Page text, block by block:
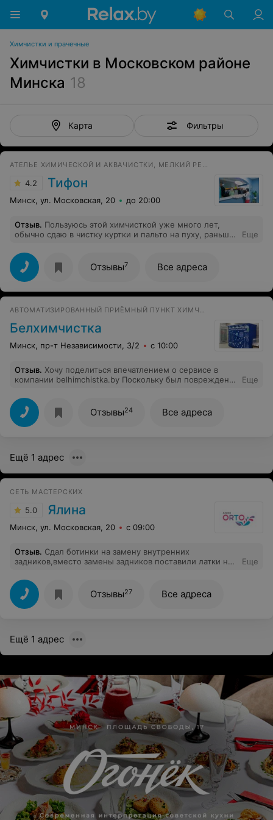
Химчистки и прачечные
Химчистки в Московском районе
Минска 18
Карта Фильтры
АТЕЛЬЕ ХИМИЧЕСКОЙ И АКВАЧИСТКИ, МЕЛКИЙ РЕМОНТ ОДЕЖДЫ
4.2 Тифон
Минск, ул. Московская, 20 до 20:00
Отзыв. Пользуюсь этой химчисткой уже много лет,
обычно сдаю в чистку куртки и пальто на пуху, раньше
чистки (стирки) значительно ухудшилось
Еще
Отзывы7 Все адреса
АВТОМАТИЗИРОВАННЫЙ ПРИЁМНЫЙ ПУНКТ ХИМЧИСТКИ И РЕМОНТА ОДЕЖДЫ
Белхимчистка
Минск, пр-т Независимости, 3/2 с 10:00
Отзыв. Хочу поделиться впечатлением о сервисе в
компании belhimchistka.by Поскольку был поврежден
наперника в наволочке. Так вышло, что наволочка была
из абсолютно нового комплекта постельного белья.
Сотрудники не предупредив выбросили личную вещь
клиента, при этом даже не извинились за свой
Еще
Отзывы24 Все адреса
Ещё 1 адрес
СЕТЬ МАСТЕРСКИХ
5.0 Ялина
Минск, ул. Московская, 20 с 09:00
Отзыв. Сдал ботинки на замену внутренних
задников,вместо замены задников поставили латки на
данную мастерскую.
Еще
Отзывы27 Все адреса
Ещё 1 адрес